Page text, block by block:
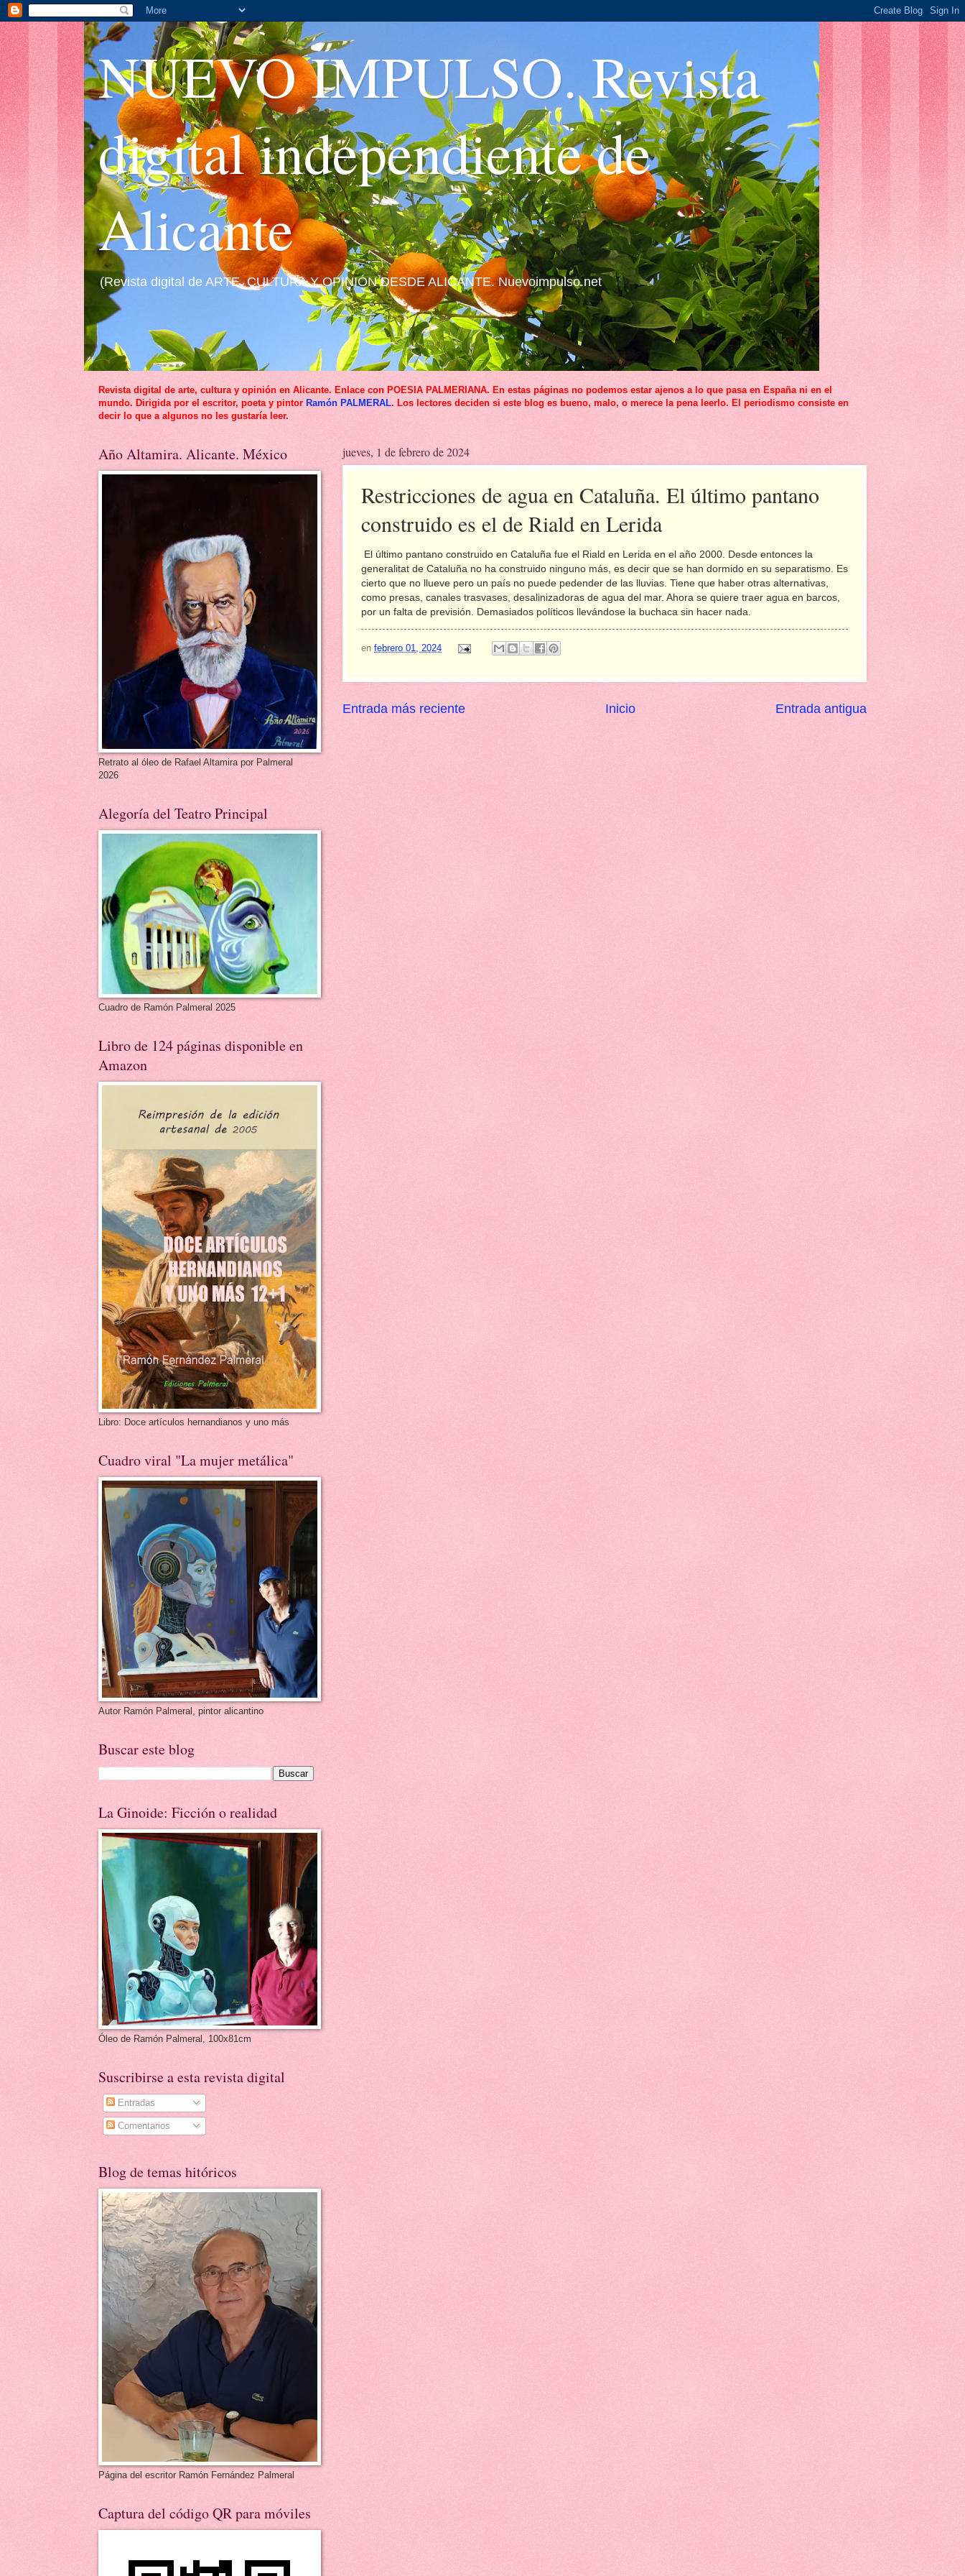
NUEVO IMPULSO. Revista
digital independiente de
Alicante
(Revista digital de ARTE, CULTURA Y OPINIÓN DESDE ALICANTE. Nuevoimpulso.net
Revista digital de arte, cultura y opinión en Alicante. Enlace con POESIA PALMERIANA. En estas páginas no podemos estar ajenos a lo que pasa en España ni en el
mundo. Dirigida por el escritor, poeta y pintor Ramón PALMERAL. Los lectores deciden si este blog es bueno, malo, o merece la pena leerlo. El periodismo consiste en
decir lo que a algunos no les gustaría leer.
jueves, 1 de febrero de 2024
Restricciones de agua en Cataluña. El último pantano
construido es el de Riald en Lerida
El último pantano construido en Cataluña fue el Riald en Lerida en el año 2000. Desde entonces la
generalitat de Cataluña no ha construido ninguno más, es decir que se han dormido en su separatismo. Es
cierto que no llueve pero un país no puede pedender de las lluvias. Tiene que haber otras alternativas,
como presas, canales trasvases, desalinizadoras de agua del mar. Ahora se quiere traer agua en barcos,
por un falta de previsión. Demasiados políticos llevándose la buchaca sin hacer nada.
en febrero 01, 2024
Entrada más reciente Entrada antigua
Inicio
Año Altamira. Alicante. México
Retrato al óleo de Rafael Altamira por Palmeral
2026
Alegoría del Teatro Principal
Cuadro de Ramón Palmeral 2025
Libro de 124 páginas disponible en
Amazon
Libro: Doce artículos hernandianos y uno más
Cuadro viral "La mujer metálica"
Autor Ramón Palmeral, pintor alicantino
Buscar este blog
La Ginoide: Ficción o realidad
Óleo de Ramón Palmeral, 100x81cm
Suscribirse a esta revista digital
Entradas
Comentarios
Blog de temas hitóricos
Página del escritor Ramón Fernández Palmeral
Captura del código QR para móviles